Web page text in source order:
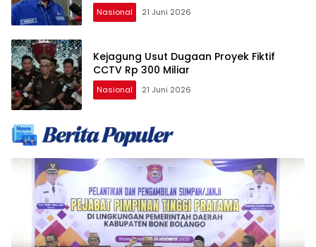
Nasional 21 Juni 2026
Kejagung Usut Dugaan Proyek Fiktif
CCTV Rp 300 Miliar
Nasional 21 Juni 2026